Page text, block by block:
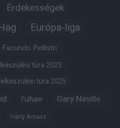
Érdekességek
Európa-liga
Facundo Pellistri
túra 2023
túra 2025
Fulham Gary Neville
Harry Amass